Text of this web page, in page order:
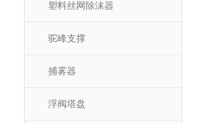
塑料丝网除沫器
驼峰支撑
捕雾器
浮阀塔盘